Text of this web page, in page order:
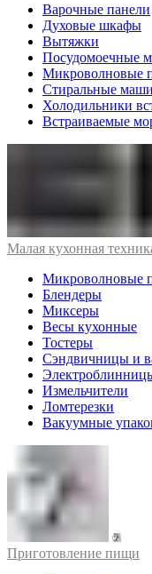
Варочные панели
Духовые шкафы
Вытяжки
Посудомоечные
Микроволновые
Стиральные
Холодильники
Встраиваемые
Малая кухонная
Микроволновые
Блендеры
Миксеры
Весы кухонные
Тостеры
Сэндвичницы и
Измельчители
Ломтерезки
Вакуумные
Приготовление пищи